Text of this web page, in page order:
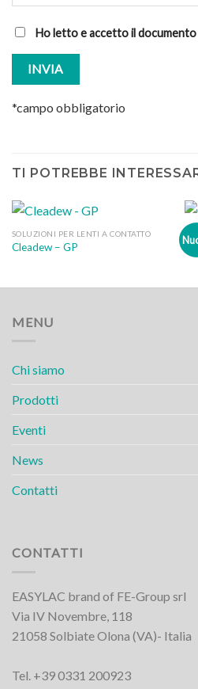
Ho letto e accetto il
*campo obbligatorio
TI POTREBBE
SOLUZIONI PER LENTI A CONTATTO
Cleadew – GP
MENU
Chi siamo
Prodotti
Eventi
News
Contatti
CONTATTI
EASYLAC brand of FE-Group srl
Via IV Novembre, 118
21058 Solbiate Olona (VA)- Italia
Tel. +39 0331 200923